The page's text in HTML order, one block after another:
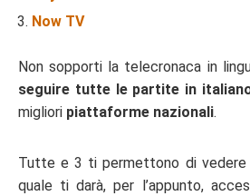
Now TV
Non sopporti la telecronaca in
seguire tutte le partite in
migliori piattaforme nazionali.
Tutte e 3 ti permettono di vedere
quale ti darà, per l’appunto,